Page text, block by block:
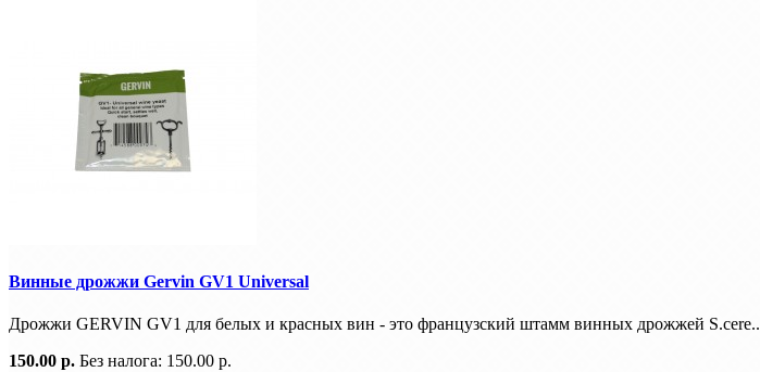
Винные дрожжи Gervin GV1 Universal
Дрожжи GERVIN GV1 для белых и красных вин - это французский штамм винных дрожжей S.cere..
150.00 р. Без налога: 150.00 р.